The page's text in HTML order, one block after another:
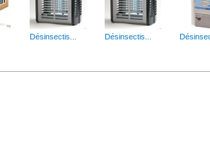
Désinsectis... Désinsectis...